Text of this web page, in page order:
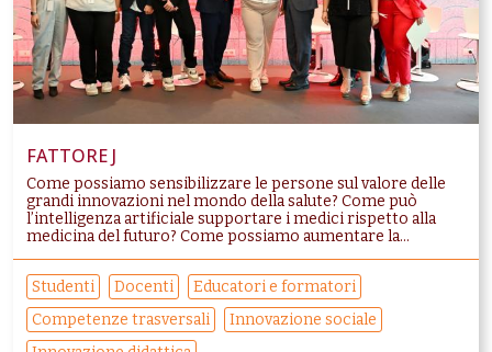
FATTORE J
Come possiamo sensibilizzare le persone sul valore delle
grandi innovazioni nel mondo della salute? Come può
l’intelligenza artificiale supportare i medici rispetto alla
medicina del futuro? Come possiamo aumentare la...
Studenti Docenti
Educatori e formatori
Competenze trasversali
Innovazione sociale